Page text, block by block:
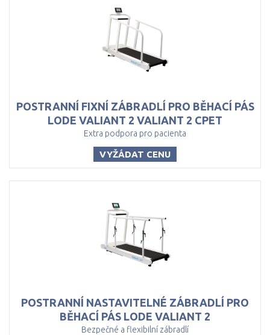
POSTRANNÍ FIXNÍ ZÁBRADLÍ PRO BĚHACÍ PÁS
LODE VALIANT 2 VALIANT 2 CPET
Extra podpora pro pacienta
VYŽÁDAT CENU
POSTRANNÍ NASTAVITELNÉ ZÁBRADLÍ PRO
BĚHACÍ PÁS LODE VALIANT 2
Bezpečné a flexibilní zábradlí